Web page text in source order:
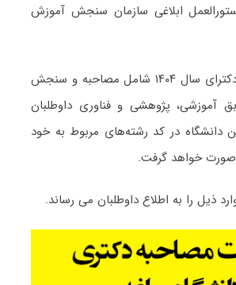
ابلاغی سازمان سنجش آموزش
مرحله دوم آزمون دکترای سال ۱۴۰۴ شامل مصاحبه و سنجش
آموزشی، پژوهشی و فناوری داوطلبان
در کد رشته‌های مربوط به خود
صورت خواهد گرفت.
ذیل را به اطلاع داوطلبان می رساند.